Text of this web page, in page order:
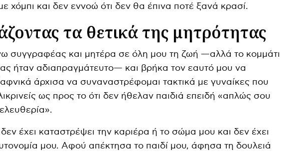
χόμπι και δεν εννοώ ότι δεν θα έπινα ποτέ ξανά κρασί.
τα θετικά της μητρότητας
συγγραφέας και μητέρα σε όλη μου τη ζωή —αλλά το κομμάτι
ήταν αδιαπραγμάτευτο— και βρήκα τον εαυτό μου να
άρχισα να συναναστρέφομαι τακτικά με γυναίκες που
ως προς το ότι δεν ήθελαν παιδιά επειδή «απλώς σου
έχει καταστρέψει την καριέρα ή το σώμα μου και δεν έχει
μου. Αφού απέκτησα το παιδί μου, άφησα τη δουλειά